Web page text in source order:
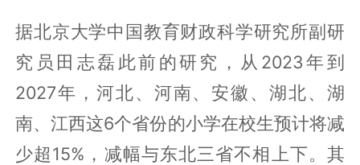
据北京大学中国教育财政科学研究所副研
究员田志磊此前的研究，从2023年到
2027年，河北、河南、安徽、湖北、湖
南、江西这6个省份的小学在校生预计将减
少超15%，减幅与东北三省不相上下。其